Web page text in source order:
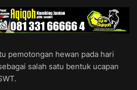
pemotongan hewan pada hari
salah satu bentuk ucapan